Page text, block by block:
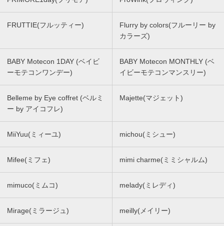
FRUTTIE(フルッティー)
Flurry by colors(フルーリー by
カラーズ)
BABY Motecon 1DAY (ベイビ
ーモテコンワンデー)
BABY Motecon MONTHLY (ベ
イビーモテコンマンスリー)
Belleme by Eye coffret (ベルミ
ー by アイコフレ)
Majette(マジェット)
MiiYuu(ミィーユ) michou(ミシュー)
Mifee(ミフェ) mimi charme(ミミシャルム)
mimuco(ミムコ) melady(ミレディ)
Mirage(ミラージュ) meilly(メイリー)